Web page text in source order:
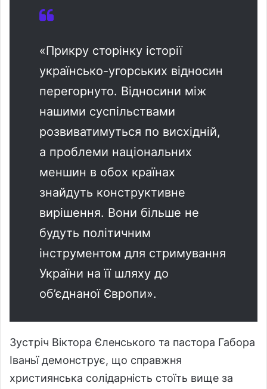
«Прикру сторінку історії
українсько-угорських відносин
перегорнуто. Відносини між
нашими суспільствами
розвиватимуться по висхідній,
а проблеми національних
меншин в обох країнах
знайдуть конструктивне
вирішення. Вони більше не
будуть політичним
інструментом для стримування
України на її шляху до
об’єднаної Європи».
Зустріч Віктора Єленського та пастора Габора
Іваньї демонструє, що справжня
християнська солідарність стоїть вище за